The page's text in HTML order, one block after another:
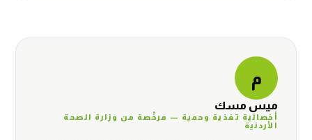
م
ميس مسك
أخصائية تغذية وحمية — مرخّصة من وزارة الصحة
الأردنية